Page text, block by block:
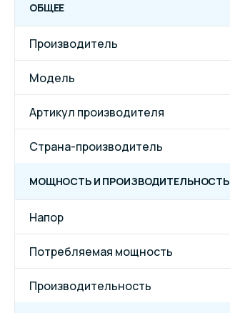
ОБЩЕЕ
Производитель
Модель
Артикул производителя
Страна-производитель
МОЩНОСТЬ И ПРОИЗВОДИТЕЛЬНОСТЬ
Напор
Потребляемая мощность
Производительность